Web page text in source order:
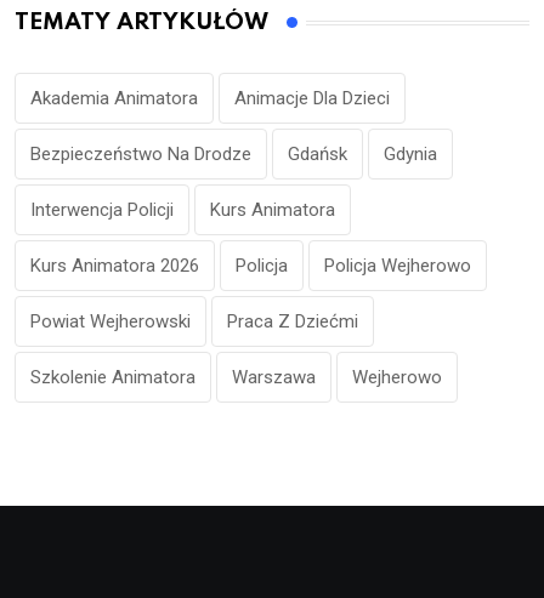
TEMATY ARTYKUŁÓW
Akademia Animatora Animacje Dla Dzieci
Bezpieczeństwo Na Drodze Gdańsk Gdynia
Interwencja Policji Kurs Animatora
Kurs Animatora 2026 Policja Policja Wejherowo
Powiat Wejherowski Praca Z Dziećmi
Szkolenie Animatora Warszawa Wejherowo